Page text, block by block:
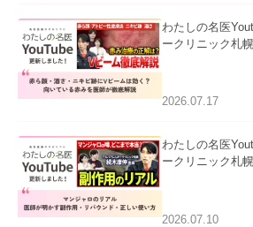
わたしの名医
ークリニック札
ました。
2026.07.17
わたしの名医
ークリニック札
た。
2026.07.10